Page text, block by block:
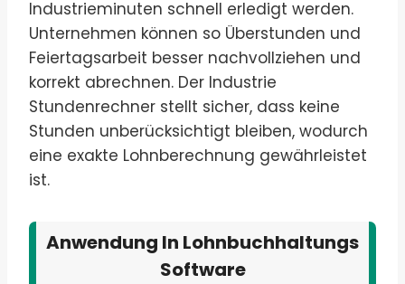
Industrieminuten schnell erledigt werden.
Unternehmen können so Überstunden und
Feiertagsarbeit besser nachvollziehen und
korrekt abrechnen. Der Industrie
Stundenrechner stellt sicher, dass keine
Stunden unberücksichtigt bleiben, wodurch
eine exakte Lohnberechnung gewährleistet
ist.
Anwendung In Lohnbuchhaltungs
Software